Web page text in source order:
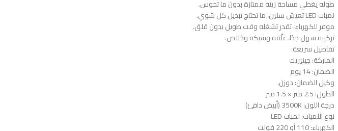
طوله يغطي مساحة زينة ممتازة بدون ما تحوس.
لمبات LED تعيش سنين، ما تحتاج تبديل كل شوي.
موفر للكهرباء، تقدر تشغله وقت طويل بدون قلق.
تركيبه سهل جدًا، علّقه وشبكه وخلاص.
تفاصيل سريعة:
الماركة: جينيريك
الضمان: 14 يوم
وكيل الضمان: دوزن.
الطول: 2.5 متر × 1.5 متر
درجة اللون: 3500K (أبيض دافئ)
نوع اللمبات: لمبات LED
الكهرباء: 110 أو 220 فولت